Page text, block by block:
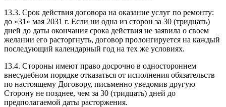
13.3. Срок действия договора на оказание услуг по ремонту:
до «31» мая 2031 г. Если ни одна из сторон за 30 (тридцать)
дней до даты окончания срока действия не заявила о своем
желании его расторгнуть, договор пролонгируется на каждый
последующий календарный год на тех же условиях.
13.4. Стороны имеют право досрочно в одностороннем
внесудебном порядке отказаться от исполнения обязательств
по настоящему Договору, письменно уведомив другую
Сторону не позднее, чем за 30 (тридцать) дней до
предполагаемой даты расторжения.